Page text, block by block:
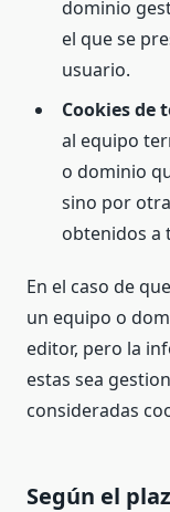
dominio
el que se
usuario.
Cookies de
al equipo
o dominio
sino por
obtenidos a
En el caso de
un equipo o
editor, pero la
estas sea
consideradas
Según el